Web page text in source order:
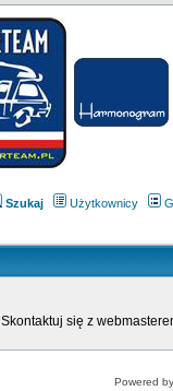
Szukaj Użytkownicy
Skontaktuj się z
Powered by